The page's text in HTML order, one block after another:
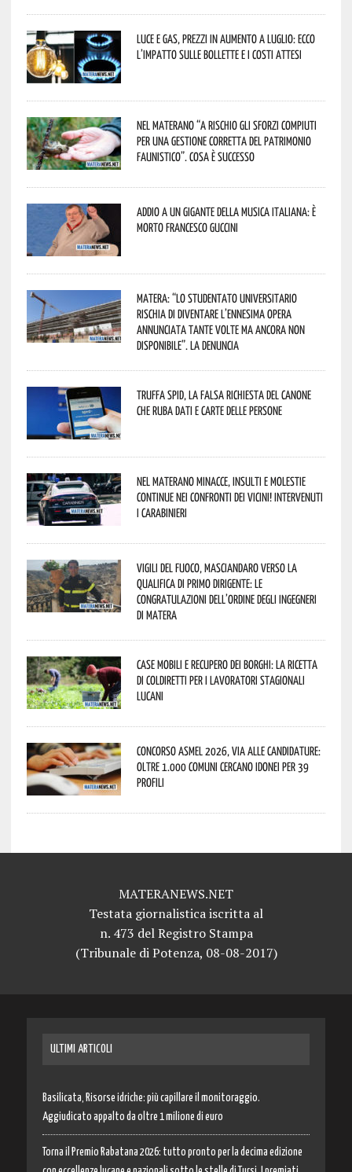
Luce e gas, prezzi in aumento a luglio: ecco
l’impatto sulle bollette e i costi attesi
Nel materano “a rischio gli sforzi compiuti
per una gestione corretta del patrimonio
faunistico”. Cosa è successo
Addio a un gigante della musica italiana: è
morto Francesco Guccini
Matera: “Lo studentato universitario
rischia di diventare l’ennesima opera
annunciata tante volte ma ancora non
disponibile”. La denuncia
Truffa Spid, la falsa richiesta del canone
che ruba dati e carte delle persone
Nel materano minacce, insulti e molestie
continue nei confronti dei vicini! Intervenuti
i Carabinieri
Vigili del Fuoco, Masciandaro verso la
qualifica di Primo Dirigente: le
congratulazioni dell’Ordine degli Ingegneri
di Matera
Case mobili e recupero dei borghi: la ricetta
di Coldiretti per i lavoratori stagionali
lucani
Concorso Asmel 2026, via alle candidature:
oltre 1.000 Comuni cercano idonei per 39
profili
MATERANEWS.NET
Testata giornalistica iscritta al
n. 473 del Registro Stampa
(Tribunale di Potenza, 08-08-2017)
ULTIMI ARTICOLI
Basilicata, Risorse idriche: più capillare il monitoraggio.
Aggiudicato appalto da oltre 1 milione di euro
Torna il Premio Rabatana 2026: tutto pronto per la decima edizione